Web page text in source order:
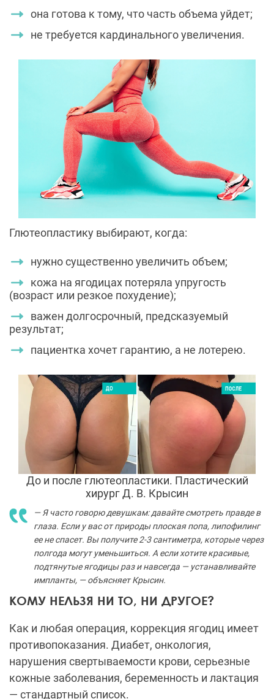
она готова к тому, что часть объема уйдет;
не требуется кардинального увеличения.
Глютеопластику выбирают, когда:
нужно существенно увеличить объем;
кожа на ягодицах потеряла упругость
(возраст или резкое похудение);
важен долгосрочный, предсказуемый
результат;
пациентка хочет гарантию, а не лотерею.
До и после глютеопластики. Пластический
хирург Д. В. Крысин
— Я часто говорю девушкам: давайте смотреть правде в
глаза. Если у вас от природы плоская попа, липофилинг
ее не спасет. Вы получите 2-3 сантиметра, которые через
полгода могут уменьшиться. А если хотите красивые,
подтянутые ягодицы раз и навсегда — устанавливайте
импланты, — объясняет Крысин.
КОМУ НЕЛЬЗЯ НИ ТО, НИ ДРУГОЕ?
Как и любая операция, коррекция ягодиц имеет
противопоказания. Диабет, онкология,
нарушения свертываемости крови, серьезные
кожные заболевания, беременность и лактация
— стандартный список.